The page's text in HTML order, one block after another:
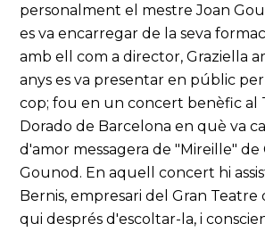
personalment el mestre Joan
es va encarregar de la seva
amb ell com a director, Graziella
anys es va presentar en públic
cop; fou en un concert benèfic al
Dorado de Barcelona en què va
d'amor messagera de "Mireille" de
Gounod. En aquell concert hi
Bernis, empresari del Gran Teatre
qui després d'escoltar-la, i